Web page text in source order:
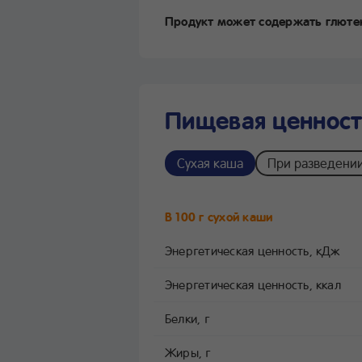
Продукт может содержать
Пищевая
Сухая каша При
В 100 г сухой каши
Энергетическая ценность, кДж
Энергетическая ценность, ккал
Белки, г
Жиры, г